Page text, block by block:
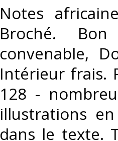
‎Notes
Broché.
convenable,
Intérieur frais.
128 -
illustrations
dans le texte.